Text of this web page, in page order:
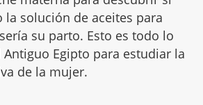
la solución de aceites para
su parto. Esto es todo lo
Egipto para estudiar la
de la mujer.